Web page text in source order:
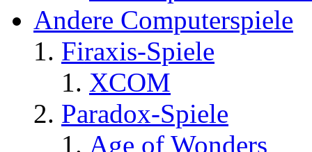
Andere Computerspiele
Firaxis-Spiele
XCOM
Paradox-Spiele
Age of Wonders